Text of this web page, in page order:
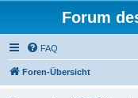
Forum
FAQ
Foren-Übersicht